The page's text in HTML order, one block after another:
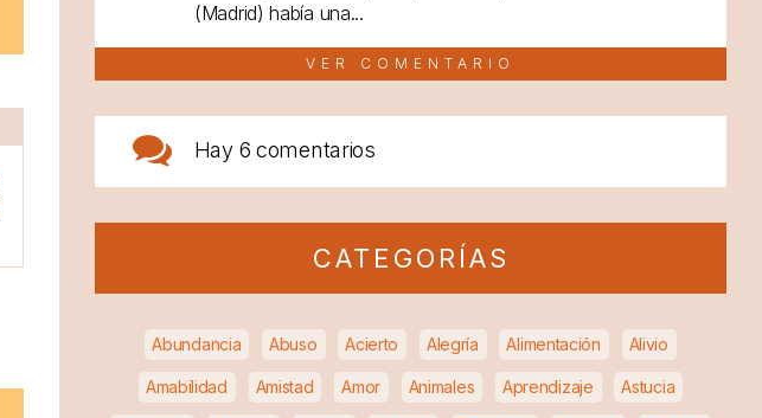
(Madrid) había una...
VER COMENTARIO
Hay 6 comentarios
CATEGORÍAS
Abundancia Abuso Acierto Alegría Alimentación Alivio
Amabilidad Amistad Amor Animales Aprendizaje Astucia